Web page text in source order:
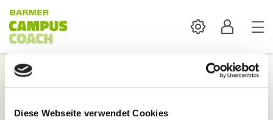
Diese Webseite verwendet Cookies
SettingsProfil
Login